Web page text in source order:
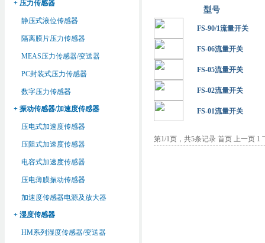
+ 压力传感器
静压式液位传感器
隔离膜片压力传感器
MEAS压力传感器/变送器
PC封装式压力传感器
数字压力传感器
+ 振动传感器/加速度传感器
压电式加速度传感器
压阻式加速度传感器
电容式加速度传感器
压电薄膜振动传感器
加速度传感器电源及放大器
+ 湿度传感器
HM系列湿度传感器/变送器
型号
FS-90/1流量开关
FS-06流量开关
FS-05流量开关
FS-02流量开关
FS-01流量开关
第1/1页，共5条记录 首页 上一页 1